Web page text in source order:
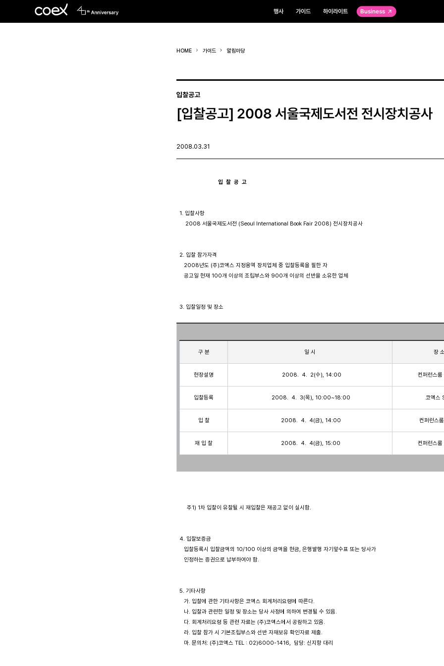
행사 가이드 하이라이트 Business
HOME 가이드 알림마당
입찰공고
[입찰공고] 2008 서울국제도서전 전시장치공사
2008.03.31
입  찰  공  고
  1. 입찰사항
      2008 서울국제도서전 (Seoul International Book Fair 2008) 전시장치공사
  2. 입찰 참가자격
     2008년도 (주)코엑스 지정용역 장치업체 중 입찰등록을 필한 자
     공고일 현재 100개 이상의 조립부스와 900개 이상의 선반을 소유한 업체
  3. 입찰일정 및 장소
구 분 일 시 장 소
현장설명
  2008.  4.  2(수), 14:00
컨퍼런스
입찰등록 2008.  4.  3(목), 10:00~18:00 코엑스
입 찰 2008.  4.  4(금), 14:00 컨퍼런스
재 입 찰 2008.  4.  4(금), 15:00 컨퍼런스
       주1) 1차 입찰이 유찰될 시 재입찰은 재공고 없이 실시함.
  4. 입찰보증금
     입찰등록시 입찰금액의 10/100 이상의 금액을 현금, 은행발행 자기앞수표 또는 당사가
     인정하는 증권으로 납부하여야 함.
  5. 기타사항
     가. 입찰에 관한 기타사항은 코엑스 회계처리요령에 따른다.
     나. 입찰과 관련한 일정 및 장소는 당사 사정에 의하여 변경될 수 있음.
     다. 회계처리요령 등 관련 자료는 (주)코엑스에서 공람하고 있음.
     라. 입찰 참가 시 기본조립부스와 선반 자재보유 확인자료 제출.
     마. 문의처: (주)코엑스 TEL : 02)6000-1416,  담당: 신지항 대리